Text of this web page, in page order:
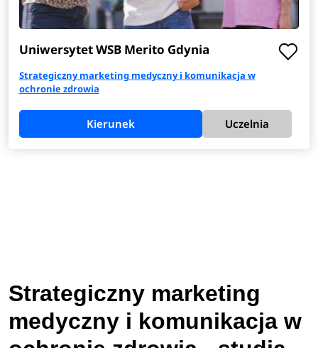
Uniwersytet WSB Merito Gdynia
Strategiczny marketing medyczny i komunikacja w
ochronie zdrowia
Kierunek Uczelnia
Strategiczny marketing
medyczny i komunikacja w